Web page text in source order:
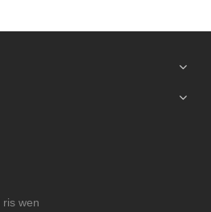
ris wen